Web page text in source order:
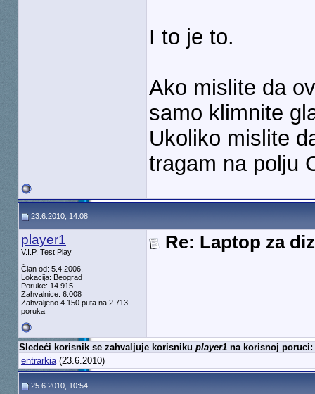
I to je to.
Ako mislite da
samo klimnite
Ukoliko mislite
tragam na polju
23.6.2010, 14:08
player1
V.I.P. Test Play
Član od: 5.4.2006.
Lokacija: Beograd
Poruke: 14.915
Zahvalnice: 6.008
Zahvaljeno 4.150 puta na 2.713
poruka
Re: Laptop za
Sledeći korisnik se zahvaljuje korisniku player1na korisnoj poruci:
entrarkia(23.6.2010)
25.6.2010, 10:54